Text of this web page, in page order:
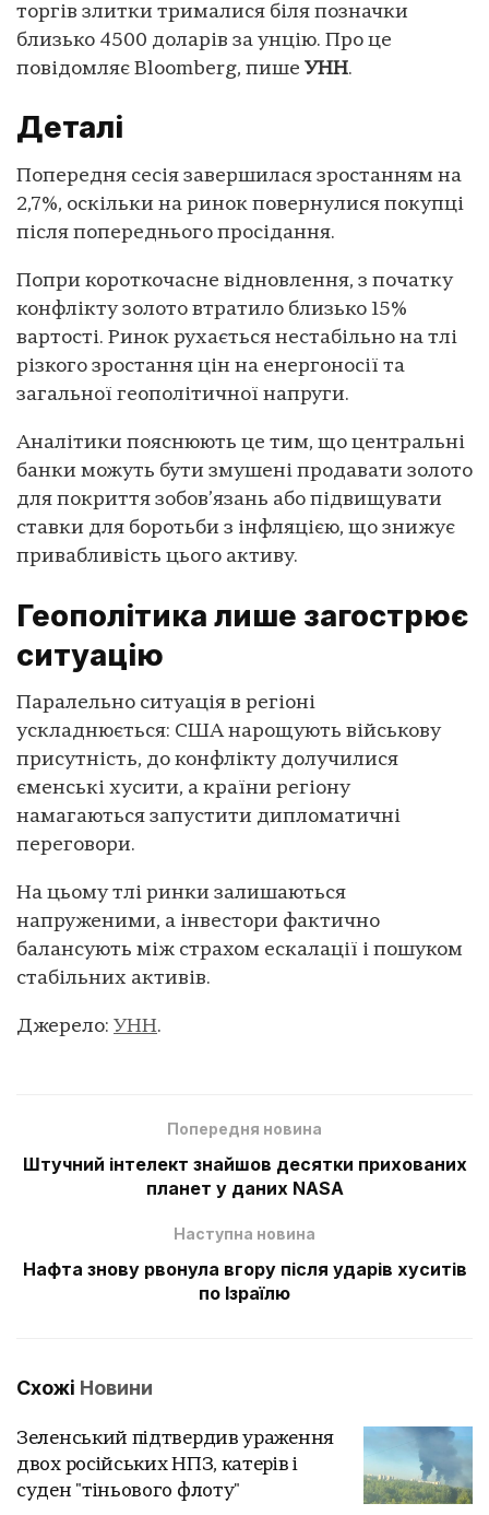
торгів злитки трималися біля позначки
близько 4500 доларів за унцію. Про це
повідомляє Bloomberg, пише УНН.
Деталі
Попередня сесія завершилася зростанням на
2,7%, оскільки на ринок повернулися покупці
після попереднього просідання.
Попри короткочасне відновлення, з початку
конфлікту золото втратило близько 15%
вартості. Ринок рухається нестабільно на тлі
різкого зростання цін на енергоносії та
загальної геополітичної напруги.
Аналітики пояснюють це тим, що центральні
банки можуть бути змушені продавати золото
для покриття зобов’язань або підвищувати
ставки для боротьби з інфляцією, що знижує
привабливість цього активу.
Геополітика лише загострює
ситуацію
Паралельно ситуація в регіоні
ускладнюється: США нарощують військову
присутність, до конфлікту долучилися
єменські хусити, а країни регіону
намагаються запустити дипломатичні
переговори.
На цьому тлі ринки залишаються
напруженими, а інвестори фактично
балансують між страхом ескалації і пошуком
стабільних активів.
Джерело: УНН.
Попередня новина
Штучний інтелект знайшов десятки прихованих
планет у даних NASA
Наступна новина
Нафта знову рвонула вгору після ударів хуситів
по Ізраїлю
Схожі Новини
Зеленський підтвердив ураження
двох російських НПЗ, катерів і
суден "тіньового флоту"